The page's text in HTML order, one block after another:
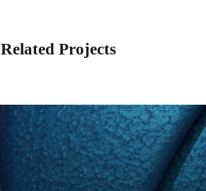
Related Projects